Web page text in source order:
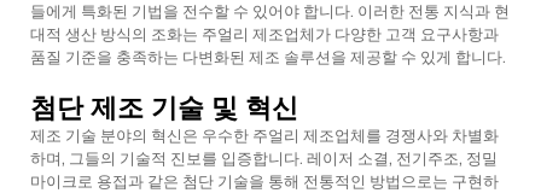
들에게 특화된 기법을 전수할 수 있어야 합니다. 이러한 전통 지식과 현
대적 생산 방식의 조화는 주얼리 제조업체가 다양한 고객 요구사항과
품질 기준을 충족하는 다변화된 제조 솔루션을 제공할 수 있게 합니다.
첨단 제조 기술 및 혁신
제조 기술 분야의 혁신은 우수한 주얼리 제조업체를 경쟁사와 차별화
하며, 그들의 기술적 진보를 입증합니다. 레이저 소결, 전기주조, 정밀
마이크로 용접과 같은 첨단 기술을 통해 전통적인 방법으로는 구현하